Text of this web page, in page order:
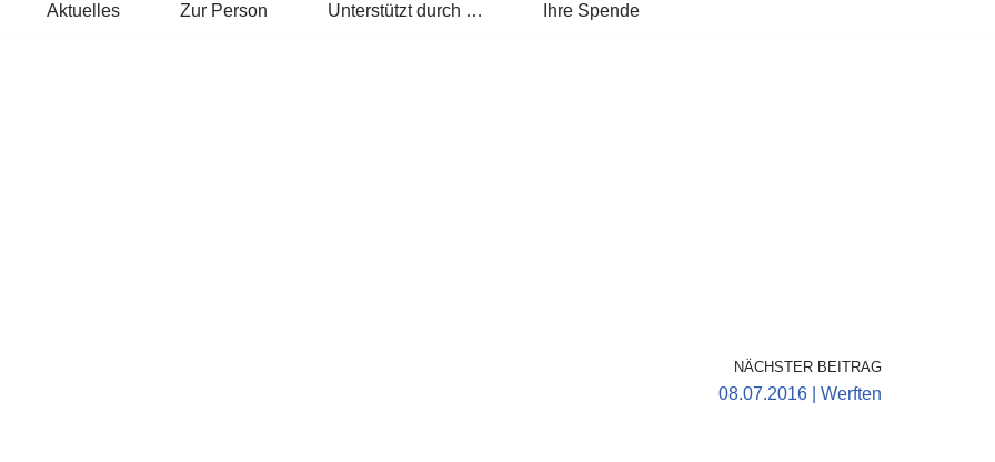
Aktuelles Zur Person Unterstützt durch … Ihre Spende
NÄCHSTER BEITRAG
08.07.2016 | Werften